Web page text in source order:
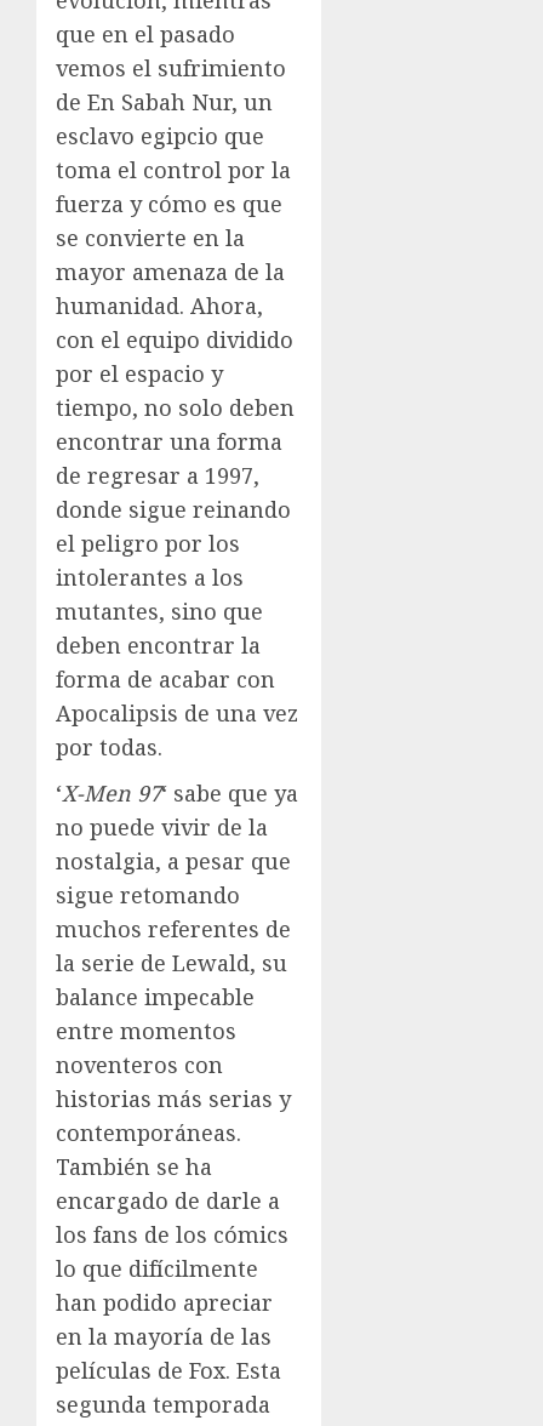
que en el pasado
vemos el sufrimiento
de En Sabah Nur, un
esclavo egipcio que
toma el control por la
fuerza y cómo es que
se convierte en la
mayor amenaza de la
humanidad. Ahora,
con el equipo dividido
por el espacio y
tiempo, no solo deben
encontrar una forma
de regresar a 1997,
donde sigue reinando
el peligro por los
intolerantes a los
mutantes, sino que
deben encontrar la
forma de acabar con
Apocalipsis de una vez
por todas.
‘X-Men 97‘ sabe que ya
no puede vivir de la
nostalgia, a pesar que
sigue retomando
muchos referentes de
la serie de Lewald, su
balance impecable
entre momentos
noventeros con
historias más serias y
contemporáneas.
También se ha
encargado de darle a
los fans de los cómics
lo que difícilmente
han podido apreciar
en la mayoría de las
películas de Fox. Esta
segunda temporada